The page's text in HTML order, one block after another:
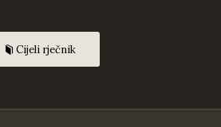
Cijeli rječnik